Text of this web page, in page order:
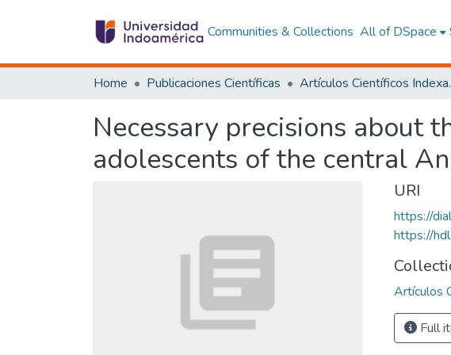
Communities & Collections All of DSpace
Home Publicaciones Científicas
Necessary precisions about
adolescents of the central
URI
https://
https://
Artículos
Full